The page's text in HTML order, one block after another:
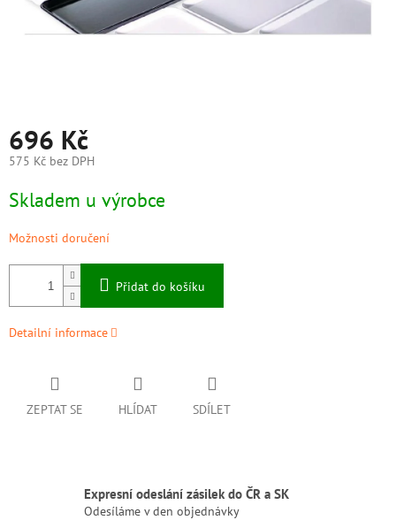
696 Kč
575 Kč bez DPH
cena:
Skladem u výrobce
Možnosti doručení
Přidat do košíku
Detailní informace
ZEPTAT SE HLÍDAT SDÍLET
Expresní odeslání zásilek do ČR a SK
Odesíláme v den objednávky